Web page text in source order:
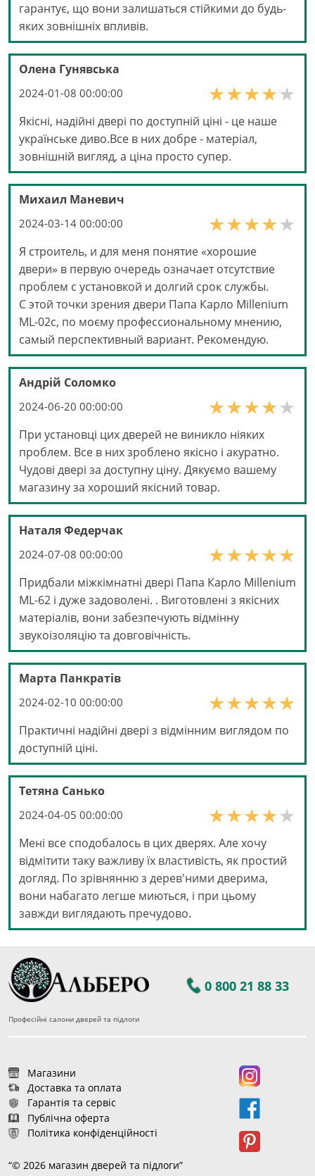
гарантує, що вони залишаться стійкими до будь-
яких зовнішніх впливів.
Олена Гунявська
2024-01-08 00:00:00
Якісні, надійні двері по доступній ціні - це наше
українське диво.Все в них добре - матеріал,
зовнішній вигляд, а ціна просто супер.
Михаил Маневич
2024-03-14 00:00:00
Я строитель, и для меня понятие «хорошие
двери» в первую очередь означает отсутствие
проблем с установкой и долгий срок службы.
С этой точки зрения двери Папа Карло Millenium
ML-02с, по моєму профессиональному мнению,
самый перспективный вариант. Рекомендую.
Андрій Соломко
2024-06-20 00:00:00
При установці цих дверей не виникло ніяких
проблем. Все в них зроблено якісно і акуратно.
Чудові двері за доступну ціну. Дякуємо вашему
магазину за хороший якісний товар.
Наталя Федерчак
2024-07-08 00:00:00
Придбали міжкімнатні двері Папа Карло Millenium
ML-62 і дуже задоволені. . Виготовлені з якісних
матеріалів, вони забезпечують відмінну
звукоізоляцію та довговічність.
Марта Панкратів
2024-02-10 00:00:00
Практичні надійні двері з відмінним виглядом по
доступній ціні.
Тетяна Санько
2024-04-05 00:00:00
Мені все сподобалось в цих дверях. Але хочу
відмітити таку важливу їх властивість, як простий
догляд. По зрівнянню з дерев'ними дверима,
вони набагато легше миються, і при цьому
завжди виглядають пречудово.
0 800 21 88 33
Професійні салони дверей та підлоги
Магазини
Доставка та оплата
Гарантія та сервіс
Публічна оферта
Політика конфіденційності
“© 2026 магазин дверей та підлоги”